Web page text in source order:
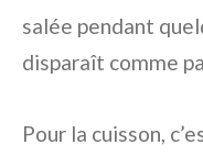
salée pendant
disparaît comme
Pour la cuisson,